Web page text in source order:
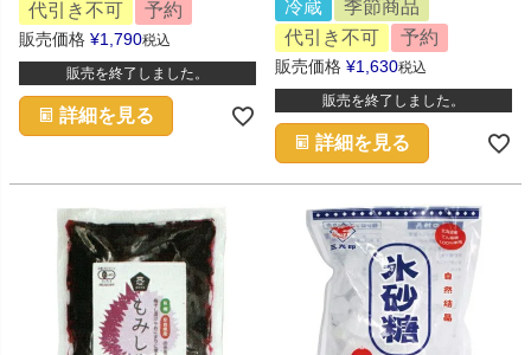
代引き不可
予約
販売価格 ¥1,790税込
販売を終了しました。
詳細を見る
冷蔵
季節商品
代引き不可
予約
販売価格 ¥1,630税込
販売を終了しました。
詳細を見る